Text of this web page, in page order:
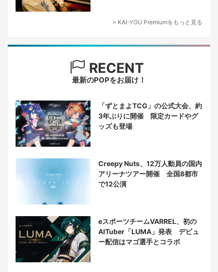
> KAI-YOU Premiumをもっと見る
RECENT
最新のPOPをお届け！
「ずとまよTCG」の公式大会、約
3年ぶりに開催 限定カードやグ
ッズも登場
Creepy Nuts、12万人動員の国内
アリーナツアー開催 全国8都市
で12公演
eスポーツチームVARREL、初の
AITuber「LUMA」発表 デビュ
ー配信はマゴ選手とコラボ